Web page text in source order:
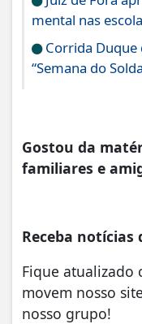
mental nas
Corrida Duque
“Semana do
Gostou da
familiares e
Receba notícias
Fique atualizado
movem nosso
nosso grupo!